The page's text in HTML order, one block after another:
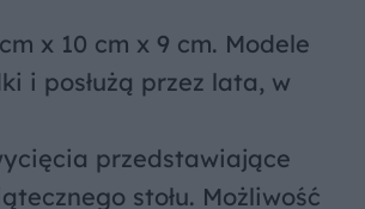
x 10 cm x 9 cm. Modele
i posłużą przez lata, w
przedstawiające
stołu. Możliwość